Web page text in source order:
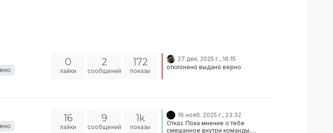
0
лайки
2
сообщений
172
показы
27 дек. 2025 г., 16:15
отклонено выдано верно
16
лайки
9
сообщений
1k
показы
16 нояб. 2025 г., 23:32
Отказ. Пока мнение о тебе
смешанное внутри команды.